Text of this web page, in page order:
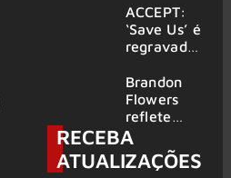
vivo de
“Fortress”
gravada
am Ring
2026
ACCEPT:
‘Save Us’ é
regravada
membros
do GHOST
e KORN
Brandon
Flowers
reflete
sobre o
futuro e
levanta
RECEBA
ATUALIZAÇÕES